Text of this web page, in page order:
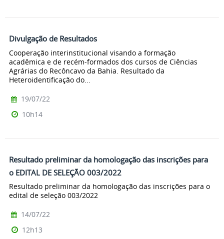
Divulgação de Resultados
Cooperação interinstitucional visando a formação
acadêmica e de recém-formados dos cursos de Ciências
Agrárias do Recôncavo da Bahia. Resultado da
Heteroidentificação do...
19/07/22
10h14
Resultado preliminar da homologação das inscrições para
o EDITAL DE SELEÇÃO 003/2022
Resultado preliminar da homologação das inscrições para o
edital de seleção 003/2022
14/07/22
12h13